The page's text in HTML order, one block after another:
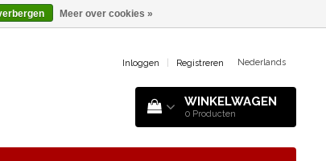
Inloggen Registreren Nederlands
WINKELWAGEN
0 Producten
Meer over cookies »